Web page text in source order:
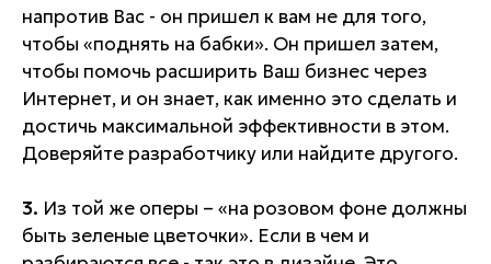
напротив Вас - он пришел к вам не для того,
чтобы «поднять на бабки». Он пришел затем,
чтобы помочь расширить Ваш бизнес через
Интернет, и он знает, как именно это сделать и
достичь максимальной эффективности в этом.
Доверяйте разработчику или найдите другого.
3. Из той же оперы – «на розовом фоне должны
быть зеленые цветочки». Если в чем и